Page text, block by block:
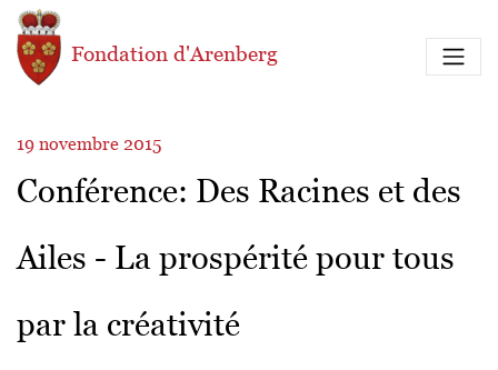
Aller au contenu principal
Fondation d'Arenberg
19 novembre 2015
Conférence: Des Racines et des
Ailes - La prospérité pour tous
par la créativité